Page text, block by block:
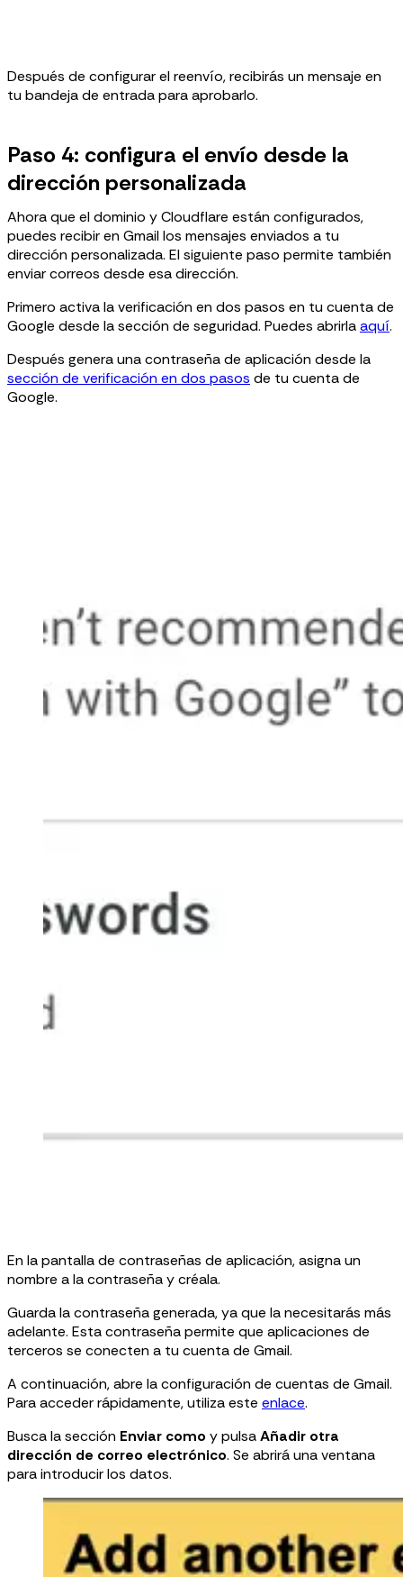
Después de configurar el reenvío, recibirás un mensaje en
tu bandeja de entrada para aprobarlo.
Paso 4: configura el envío desde la
dirección personalizada
Ahora que el dominio y Cloudflare están configurados,
puedes recibir en Gmail los mensajes enviados a tu
dirección personalizada. El siguiente paso permite también
enviar correos desde esa dirección.
Primero activa la verificación en dos pasos en tu cuenta de
Google desde la sección de seguridad. Puedes abrirlaaquí.
Después genera una contraseña de aplicación desde la
sección de verificación en dos pasos de tu cuenta de
Google.
En la pantalla de contraseñas de aplicación, asigna un
nombre a la contraseña y créala.
Guarda la contraseña generada, ya que la necesitarás más
adelante. Esta contraseña permite que aplicaciones de
terceros se conecten a tu cuenta de Gmail.
A continuación, abre la configuración de cuentas de Gmail.
Para acceder rápidamente, utiliza este enlace.
Busca la sección Enviar como y pulsaAñadir otra
dirección de correo electrónico. Se abrirá una ventana
para introducir los datos.